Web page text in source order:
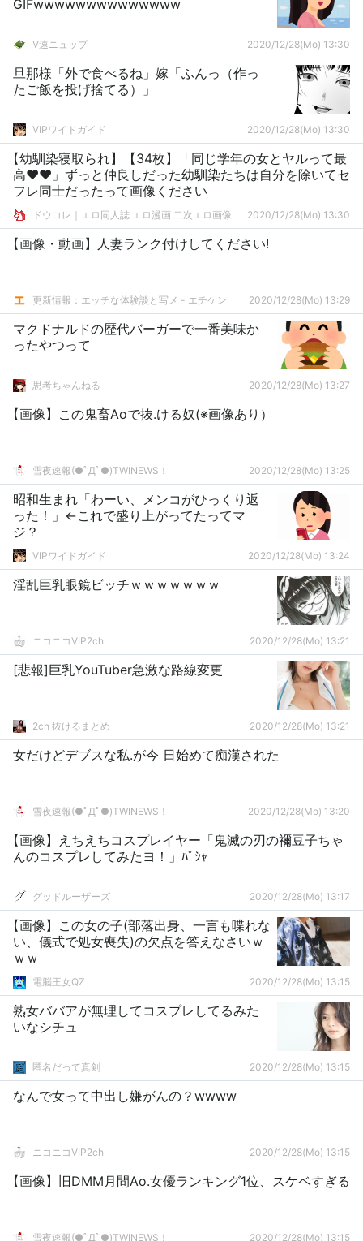
GIFwwwwwwwwwwwwww
V速ニュップ 2020/12/28(Mo) 13:30
旦那様「外で食べるね」嫁「ふんっ（作っ
たご飯を投げ捨てる）」
VIPワイドガイド 2020/12/28(Mo) 13:30
【幼馴染寝取られ】【34枚】「同じ学年の女とヤルって最
高♥♥」ずっと仲良しだった幼馴染たちは自分を除いてセ
フレ同士だったって画像ください
ドウコレ｜エロ同人誌 エロ漫画 二次エロ画像 2020/12/28(Mo) 13:30
【画像・動画】人妻ランク付けしてください!
更新情報：エッチな体験談と写メ - エチケン 2020/12/28(Mo) 13:29
マクドナルドの歴代バーガーで一番美味か
ったやつって
思考ちゃんねる 2020/12/28(Mo) 13:27
【画像】この鬼畜Aoで抜.ける奴(※画像あり）
雪夜速報(●ﾟДﾟ●)TWINEWS！ 2020/12/28(Mo) 13:25
昭和生まれ「わーい、メンコがひっくり返
った！」←これで盛り上がってたってマ
ジ？
VIPワイドガイド 2020/12/28(Mo) 13:24
淫乱巨乳眼鏡ビッチｗｗｗｗｗｗｗ
ニコニコVIP2ch 2020/12/28(Mo) 13:21
[悲報]巨乳YouTuber急激な路線変更
2ch 抜けるまとめ 2020/12/28(Mo) 13:21
女だけどデブスな私.が今 日始めて痴漢された
雪夜速報(●ﾟДﾟ●)TWINEWS！ 2020/12/28(Mo) 13:20
【画像】えちえちコスプレイヤー「鬼滅の刃の禰豆子ちゃ
んのコスプレしてみたヨ！」ﾊﾟｼｬ
グッドルーザーズ 2020/12/28(Mo) 13:17
【画像】この女の子(部落出身、一言も喋れな
い、儀式で処女喪失)の欠点を答えなさいｗ
ｗｗ
電脳王女QZ 2020/12/28(Mo) 13:15
熟女ババアが無理してコスプレしてるみた
いなシチュ
匿名だって真剣 2020/12/28(Mo) 13:15
なんで女って中出し嫌がんの？wwww
ニコニコVIP2ch 2020/12/28(Mo) 13:15
【画像】旧DMM月間Ao.女優ランキング1位、スケベすぎる
雪夜速報(●ﾟДﾟ●)TWINEWS！ 2020/12/28(Mo) 13:15